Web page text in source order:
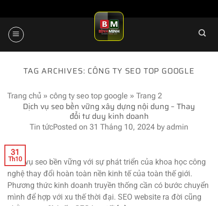
to
content
TAG ARCHIVES: CÔNG TY SEO TOP GOOGLE
Trang chủ » công ty seo top google » Trang 2
Dịch vụ seo bền vững xây dựng nội dung – Thay
đổi tư duy kinh doanh
Tin tứcPosted on 31 Tháng 10, 2024 by admin
31
Th10
Dịch vụ seo bền vững với sự phát triển của khoa học công
nghệ thay đổi hoàn toàn nền kinh tế của toàn thế giới.
Phương thức kinh doanh truyền thống cần có bước chuyển
mình để hợp với xu thế thời đại. SEO website ra đời cũng